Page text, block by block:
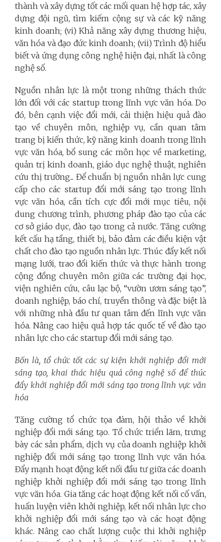
thành và xây dựng tốt các mối quan hệ hợp tác, xây
dựng đội ngũ, tìm kiếm cộng sự và các kỹ năng
kinh doanh; (vi) Khả năng xây dựng thương hiệu,
văn hóa và đạo đức kinh doanh; (vii) Trình độ hiểu
biết và ứng dụng công nghệ hiện đại, nhất là công
nghệ số.
Nguồn nhân lực là một trong những thách thức
lớn đối với các startup trong lĩnh vực văn hóa. Do
đó, bên cạnh việc đổi mới, cải thiện hiệu quả đào
tạo về chuyên môn, nghiệp vụ, cần quan tâm
trang bị kiến thức, kỹ năng kinh doanh trong lĩnh
vực văn hóa, bổ sung các môn học về marketing,
quản trị kinh doanh, giáo dục nghệ thuật, nghiên
cứu thị trường... Để chuẩn bị nguồn nhân lực cung
cấp cho các startup đổi mới sáng tạo trong lĩnh
vực văn hóa, cần tích cực đổi mới mục tiêu, nội
dung chương trình, phương pháp đào tạo của các
cơ sở giáo dục, đào tạo trong cả nước. Tăng cường
kết cấu hạ tầng, thiết bị, bảo đảm các điều kiện vật
chất cho đào tạo nguồn nhân lực. Thúc đẩy kết nối
mạng lưới, trao đổi kiến thức và thực hành trong
cộng đồng chuyên môn giữa các trường đại học,
viện nghiên cứu, câu lạc bộ, “vườn ươm sáng tạo”,
doanh nghiệp, báo chí, truyền thông và đặc biệt là
với những nhà đầu tư quan tâm đến lĩnh vực văn
hóa. Nâng cao hiệu quả hợp tác quốc tế về đào tạo
nhân lực cho các startup đổi mới sáng tạo.
Bốn là, tổ chức tốt các sự kiện khởi nghiệp đổi mới
sáng tạo, khai thác hiệu quả công nghệ số để thúc
đẩy khởi nghiệp đổi mới sáng tạo trong lĩnh vực văn
hóa
Tăng cường tổ chức tọa đàm, hội thảo về khởi
nghiệp đổi mới sáng tạo. Tổ chức triển lãm, trưng
bày các sản phẩm, dịch vụ của doanh nghiệp khởi
nghiệp đổi mới sáng tạo trong lĩnh vực văn hóa.
Đẩy mạnh hoạt động kết nối đầu tư giữa các doanh
nghiệp khởi nghiệp đổi mới sáng tạo trong lĩnh
vực văn hóa. Gia tăng các hoạt động kết nối cố vấn,
huấn luyện viên khởi nghiệp, kết nối nhân lực cho
khởi nghiệp đổi mới sáng tạo và các hoạt động
khác. Nâng cao chất lượng cuộc thi khởi nghiệp